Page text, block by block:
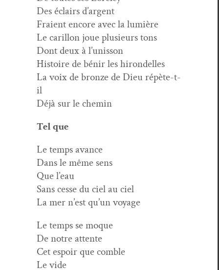
Des éclairs d’argent
Fraient encore avec la lumière
Le car­il­lon joue plusieurs tons
Dont deux à l’unisson
His­toire de bénir les hirondelles
La voix de bronze de Dieu répète-t-
il
Déjà sur le chemin
Tel que
Le temps avance
Dans le même sens
Que l’eau
Sans cesse du ciel au ciel
La mer n’est qu’un voyage
Le temps se moque
De notre attente
Cet espoir que comble
Le vide